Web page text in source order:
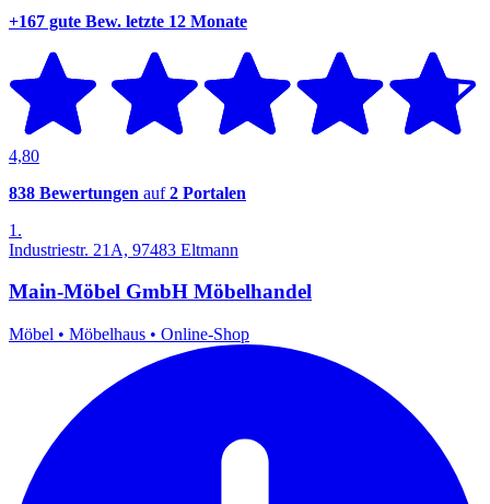
+167 gute Bew. letzte 12 Monate
4,80
838 Bewertungen auf2 Portalen
1.
Industriestr. 21A, 97483 Eltmann
Main-Möbel GmbH Möbelhandel
Möbel • Möbelhaus • Online-Shop